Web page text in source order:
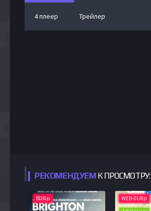
4 плеер Трейлер
РЕКОМЕНДУЕМ К ПРОСМОТРУ:
BDRip
WEB-DLRip